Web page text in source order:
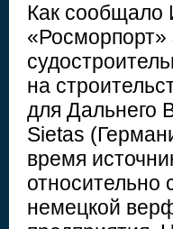
Как сообщало
«Росморпорт»
на
для Дальнего
Sietas
время
относительно
немецкой